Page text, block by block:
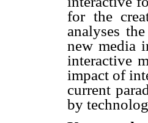
for the
analyses
new media
interactive
impact of
current
by